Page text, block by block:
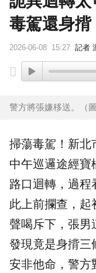
毒駕還身揹
2026-06-08 15:27 記者
警方將張嫌移送。（
掃蕩毒駕！ 新北
中午巡邏途經寶
路口迴轉，過程
此上前攔查，起
聲喝斥下，張男
發現竟是身揹三
安非他命 ，警